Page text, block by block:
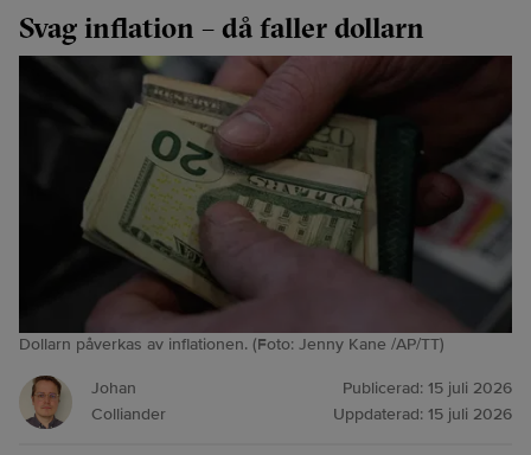
Svag inflation – då faller dollarn
Dollarn påverkas av inflationen. (Foto: Jenny Kane /AP/TT)
Johan
Colliander
Publicerad: 15 juli 2026
Uppdaterad: 15 juli 2026